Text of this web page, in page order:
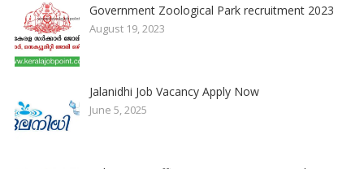
Government Zoological Park recruitment 2023
August 19, 2023
Jalanidhi Job Vacancy Apply Now
June 5, 2025